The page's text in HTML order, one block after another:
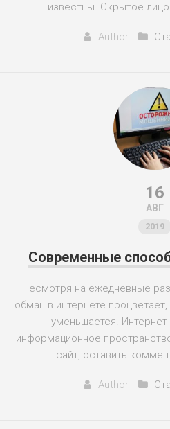
известны. Скрытое
Author
16
АВГ
2019
Современные
Несмотря на ежедневные
обман в интернете
уменьшается.
информационное
сайт, оставить
Author